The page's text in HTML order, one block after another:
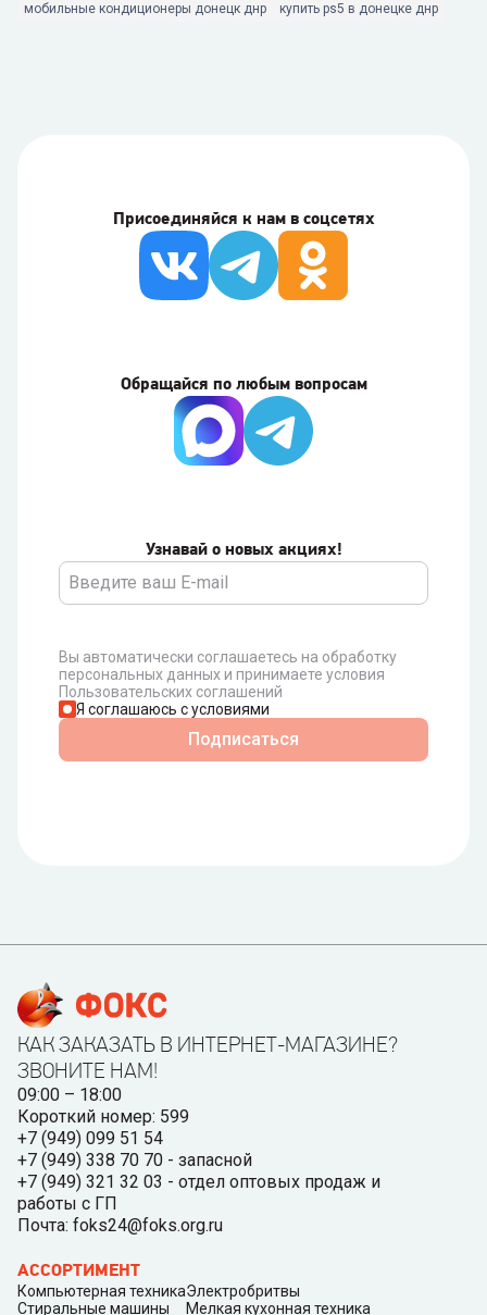
мобильные кондиционеры донецк днр
купить ps5 в донецке днр
Присоединяйся к нам в соцсетях
Узнавай о новых акциях!
Вы автоматически соглашаетесь на обработку
персональных данных и принимаете условия
Пользовательских соглашений
Я соглашаюсь с условиями
Подписаться
Обращайся по любым вопросам
КАК ЗАКАЗАТЬ В ИНТЕРНЕТ-МАГАЗИНЕ?
ЗВОНИТЕ НАМ!
09:00 – 18:00
Короткий номер: 599
+7 (949) 099 51 54
+7 (949) 338 70 70 - запасной
+7 (949) 321 32 03 - отдел оптовых продаж и
работы с ГП
Почта: foks24@foks.org.ru
АССОРТИМЕНТ
Компьютерная техника
Стиральные машины
Электробритвы
Мелкая кухонная техника